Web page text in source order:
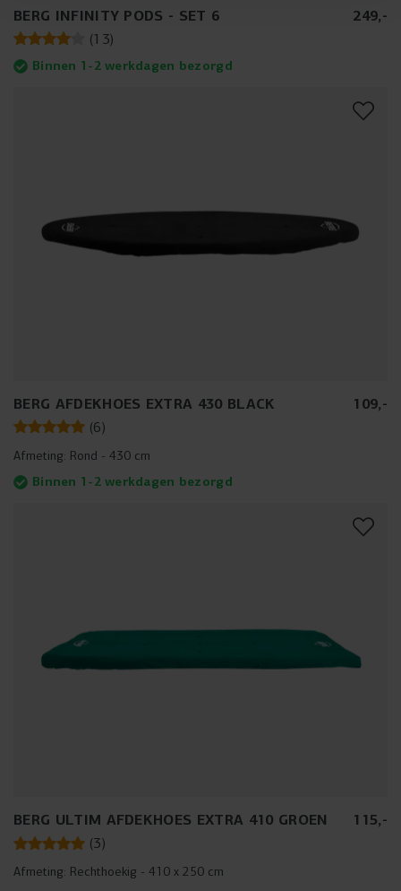
BERG INFINITY PODS - SET 6 249,-
(13)
Binnen 1-2 werkdagen bezorgd
BERG AFDEKHOES EXTRA 430 BLACK 109,-
(6)
Afmeting: Rond - 430 cm
Binnen 1-2 werkdagen bezorgd
BERG ULTIM AFDEKHOES EXTRA 410 GROEN 115,-
(3)
Afmeting: Rechthoekig - 410 x 250 cm